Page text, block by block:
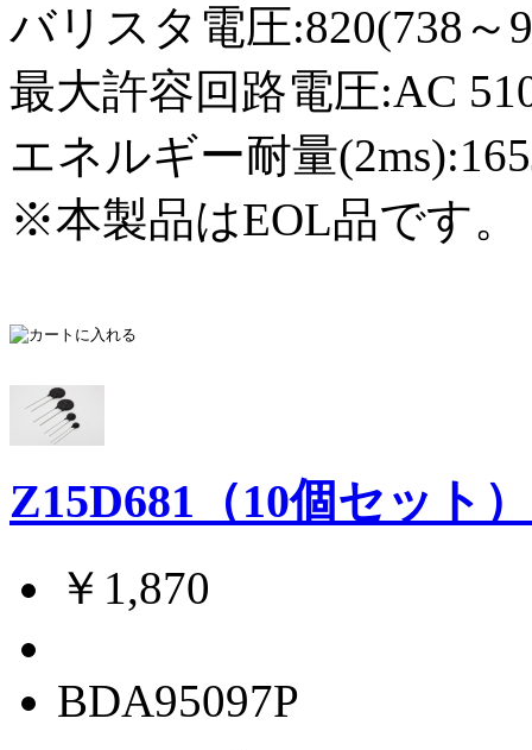
バリスタ電圧:820(738～
最大許容回路電圧:AC
エネルギー耐量
※本製品はEOL品です。
Z15D681（10個セット
￥1,870
BDA95097P